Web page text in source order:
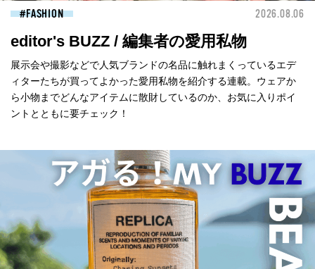
FASHION 2026.08.06
editor's BUZZ / 編集者の愛用私物
展示会や撮影などで人気ブランドの名品に触れまくっているエデ
ィターたちが買ってよかった愛用私物を紹介する連載。ウェアか
ら小物までどんなアイテムに散財しているのか、お気に入りポイ
ントとともに要チェック！